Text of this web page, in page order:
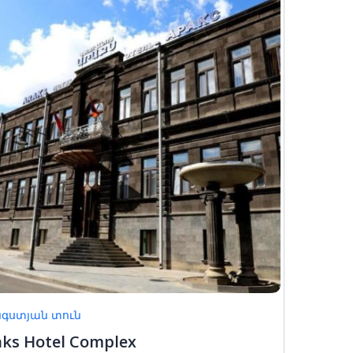
13 14 15
22
27 28 29
3 4 5
տուն
Hotel Complex